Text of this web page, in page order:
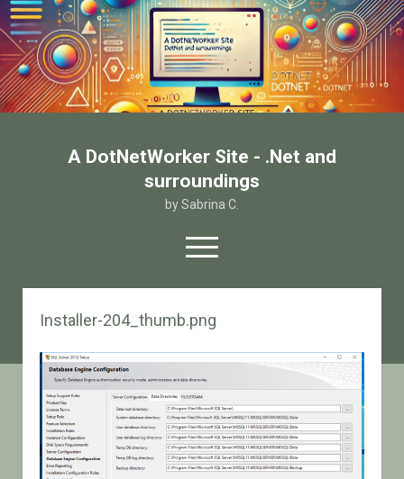
A DotNetWorker Site - .Net and
surroundings
by Sabrina C.
open
menu
twitterfacebook
email-form
Contatto
Installer-204_thumb.png